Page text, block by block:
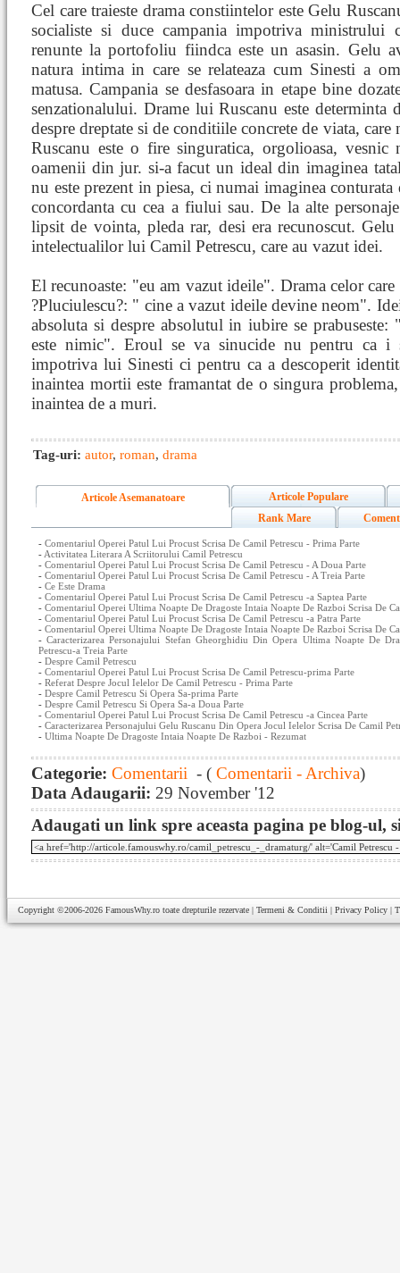
Cel care traieste drama constiintelor este Gelu
socialiste si duce campania impotriva ministrului
renunte la portofoliu fiindca este un asasin. Gelu
natura intima in care se relateaza cum Sinesti a
matusa. Campania se desfasoara in etape bine
senzationalului. Drame lui Ruscanu este determinta
despre dreptate si de conditiile concrete de viata,
Ruscanu este o fire singuratica, orgolioasa,
oamenii din jur. si-a facut un ideal din imaginea
nu este prezent in piesa, ci numai imaginea conturata
concordanta cu cea a fiului sau. De la alte
lipsit de vointa, pleda rar, desi era recunoscut.
intelectualilor lui Camil Petrescu, care au vazut idei.
El recunoaste: "eu am vazut ideile". Drama celor
?Pluciulescu?: " cine a vazut ideile devine neom".
absoluta si despre absolutul in iubire se
este nimic". Eroul se va sinucide nu pentru ca i
impotriva lui Sinesti ci pentru ca a descoperit
inaintea mortii este framantat de o singura
inaintea de a muri.
Tag-uri: autor, roman, drama
Articole Asemanatoare
Articole Populare
Rank Mare
- Comentariul Operei Patul Lui Procust Scrisa De Camil Petrescu - Prima Parte
- Activitatea Literara A Scriitorului Camil Petrescu
- Comentariul Operei Patul Lui Procust Scrisa De Camil Petrescu - A Doua Parte
- Comentariul Operei Patul Lui Procust Scrisa De Camil Petrescu - A Treia Parte
- Ce Este Drama
- Comentariul Operei Patul Lui Procust Scrisa De Camil Petrescu -a Saptea Parte
- Comentariul Operei Ultima Noapte De Dragoste Intaia Noapte De Razboi Scrisa De
- Comentariul Operei Patul Lui Procust Scrisa De Camil Petrescu -a Patra Parte
- Comentariul Operei Ultima Noapte De Dragoste Intaia Noapte De Razboi Scrisa De
-Caracterizarea Personajului Stefan Gheorghidiu Din Opera Ultima Noapte De
Petrescu-a Treia Parte
- Despre Camil Petrescu
- Comentariul Operei Patul Lui Procust Scrisa De Camil Petrescu-prima Parte
- Referat Despre Jocul Ielelor De Camil Petrescu - Prima Parte
- Despre Camil Petrescu Si Opera Sa-prima Parte
- Despre Camil Petrescu Si Opera Sa-a Doua Parte
- Comentariul Operei Patul Lui Procust Scrisa De Camil Petrescu -a Cincea Parte
- Caracterizarea Personajului Gelu Ruscanu Din Opera Jocul Ielelor Scrisa De Camil
- Ultima Noapte De Dragoste Intaia Noapte De Razboi - Rezumat
Categorie: Comentarii - ( Comentarii - Archiva)
Data Adaugarii: 29 November '12
Adaugati un link spre aceasta pagina pe blog-ul,
Copyright ©2006-2026 FamousWhy.ro toate drepturile rezervate | Termeni & Conditii | Privacy Policy |